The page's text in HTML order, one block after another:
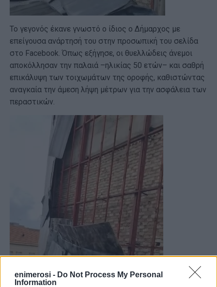
enimerosi - Do Not Process My Personal
Information
Το γεγονός έκανε γνωστό ο ίδιος ο Δήμαρχος με
επείγουσα ανάρτησή του στην προσωπική του σελίδα
στο Facebook. Όπως εξήγησε, οι θυελλώδεις άνεμοι
αποκόλλησαν την παλαιά –ηλικίας 50 ετών– και σαθρή
επικάλυψη των τοιχωμάτων της οροφής, καθιστώντας
αναγκαία την άμεση λήψη μέτρων για την ασφάλεια των
περαστικών.